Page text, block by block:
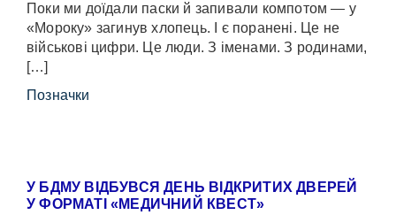
Поки ми доїдали паски й запивали компотом — у
«Мороку» загинув хлопець. І є поранені. Це не
військові цифри. Це люди. З іменами. З родинами,
[…]
Позначки
У БДМУ ВІДБУВСЯ ДЕНЬ ВІДКРИТИХ ДВЕРЕЙ
У ФОРМАТІ «МЕДИЧНИЙ КВЕСТ»